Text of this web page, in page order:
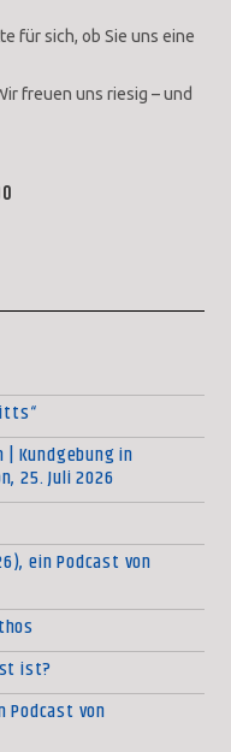
für sich, ob Sie uns eine
freuen uns riesig – und
Kundgebung in
25. Juli 2026
ein Podcast von
ist?
Podcast von